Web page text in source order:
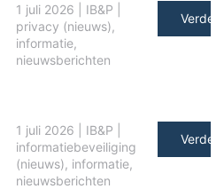
1 juli 2026 IB&P
privacy (nieuws),
informatie,
nieuwsberichten
Verder
1 juli 2026 IB&P
informatiebeveiliging
(nieuws), informatie,
nieuwsberichten
Verder